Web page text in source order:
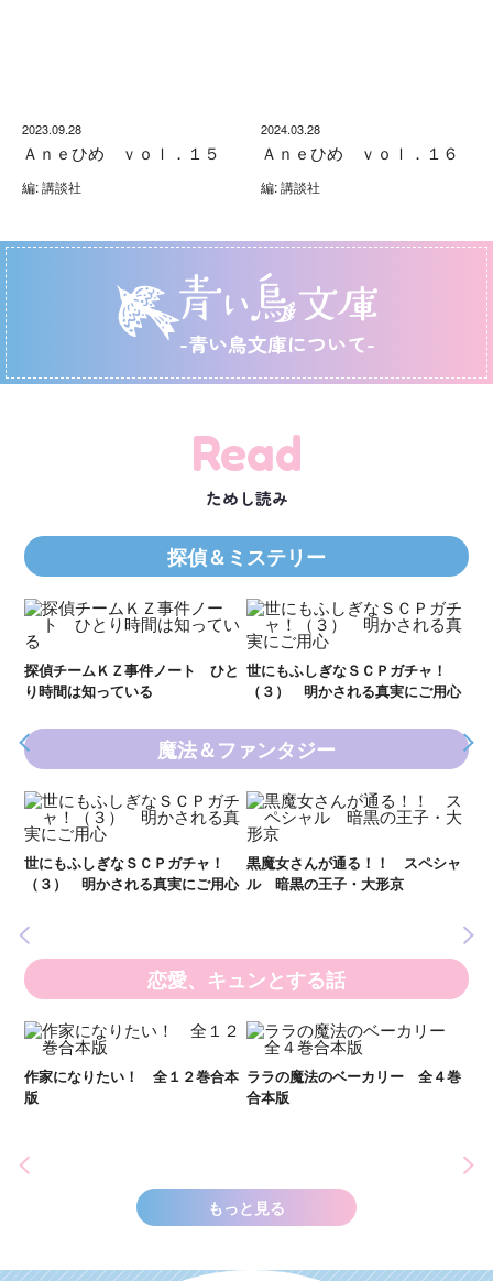
2023.09.28
Ａｎｅひめ ｖｏｌ．１５
編: 講談社
2024.03.28
Ａｎｅひめ ｖｏｌ．１６
編: 講談社
-青い鳥文庫について-
Read
ためし読み
探偵＆ミステリー
探偵チームＫＺ事件ノート ひと
り時間は知っている
世にもふしぎなＳＣＰガチャ！
（３） 明かされる真実にご用心
魔法＆ファンタジー
世にもふしぎなＳＣＰガチャ！
（３） 明かされる真実にご用心
黒魔女さんが通る！！ スペシャ
ル 暗黒の王子・大形京
恋愛、キュンとする話
作家になりたい！ 全１２巻合本
版
ララの魔法のベーカリー 全４巻
合本版
もっと見る